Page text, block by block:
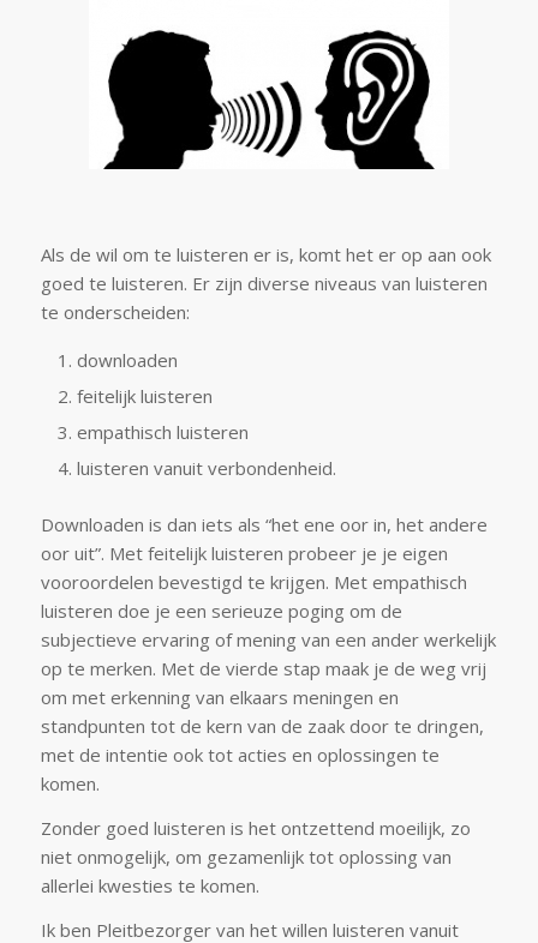
Als de wil om te luisteren er is, komt het er op aan ook
goed te luisteren. Er zijn diverse niveaus van luisteren
te onderscheiden:
downloaden
feitelijk luisteren
empathisch luisteren
luisteren vanuit verbondenheid.
Downloaden is dan iets als “het ene oor in, het andere
oor uit”. Met feitelijk luisteren probeer je je eigen
vooroordelen bevestigd te krijgen. Met empathisch
luisteren doe je een serieuze poging om de
subjectieve ervaring of mening van een ander werkelijk
op te merken. Met de vierde stap maak je de weg vrij
om met erkenning van elkaars meningen en
standpunten tot de kern van de zaak door te dringen,
met de intentie ook tot acties en oplossingen te
komen.
Zonder goed luisteren is het ontzettend moeilijk, zo
niet onmogelijk, om gezamenlijk tot oplossing van
allerlei kwesties te komen.
Ik ben Pleitbezorger van het willen luisteren vanuit